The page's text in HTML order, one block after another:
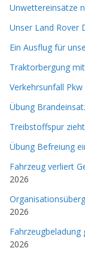
Unwettereinsätze
Unser Land Rover
Ein Ausflug für
Traktorbergung
Verkehrsunfall
Übung
Treibstoffspur
Übung Befreiung
Fahrzeug verliert
2026
2026
2026